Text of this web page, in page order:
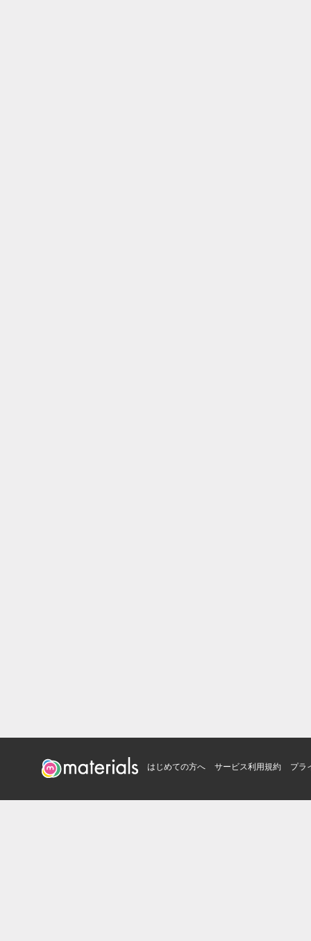
はじめての方へ サービス利用規約 プラ